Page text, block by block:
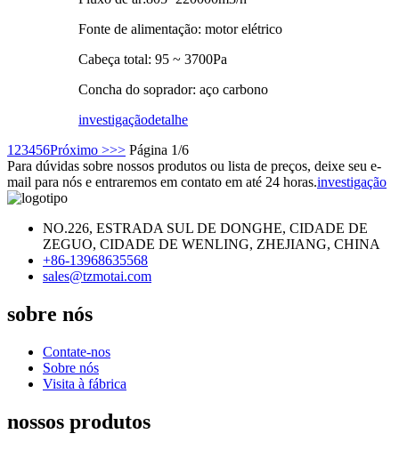
Fonte de alimentação: motor elétrico
Cabeça total: 95 ~ 3700Pa
Concha do soprador: aço carbono
investigaçãodetalhe
1 23456Próximo >>> Página 1/6
Para dúvidas sobre nossos produtos ou lista de preços, deixe seu e-
mail para nós e entraremos em contato em até 24 horas.investigação
NO.226, ESTRADA SUL DE DONGHE, CIDADE DE
ZEGUO, CIDADE DE WENLING, ZHEJIANG, CHINA
+86-13968635568
sales@tzmotai.com
sobre nós
Contate-nos
Sobre nós
Visita à fábrica
nossos produtos